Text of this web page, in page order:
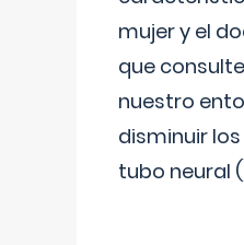
mujer y el
que
nuestro
disminuir
tubo neural